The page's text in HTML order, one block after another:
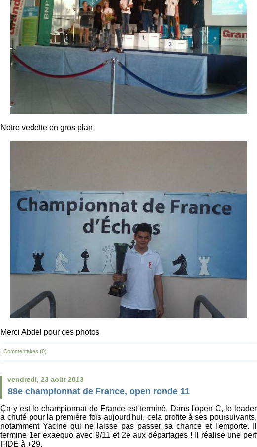
Notre vedette en gros plan
Merci Abdel pour ces photos
| Commentaires (0)
vendredi, 23 août 2013
88e championnat de France, open ronde 11
Ça y est le championnat de France est terminé. Dans l'open C, le leader
a chuté pour la première fois aujourd'hui, cela profite à ses poursuivants,
notamment Yacine qui ne laisse pas passer sa chance et l'emporte. Il
termine 1er exaequo avec 9/11 et 2e aux départages ! Il réalise une perf
FIDE à +29.